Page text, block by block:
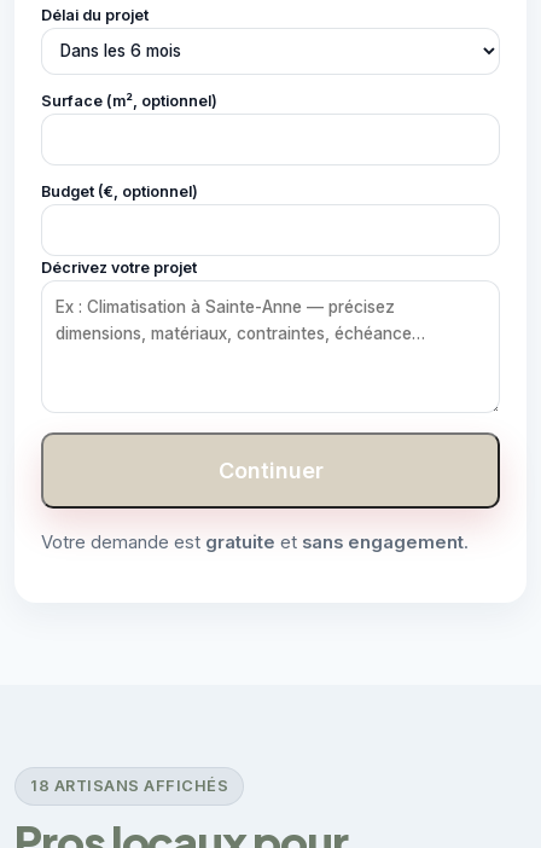
Délai du projet
Surface (m², optionnel)
Budget (€, optionnel)
Décrivez votre projet
Continuer
Votre demande est gratuite et sans engagement.
18 ARTISANS AFFICHÉS